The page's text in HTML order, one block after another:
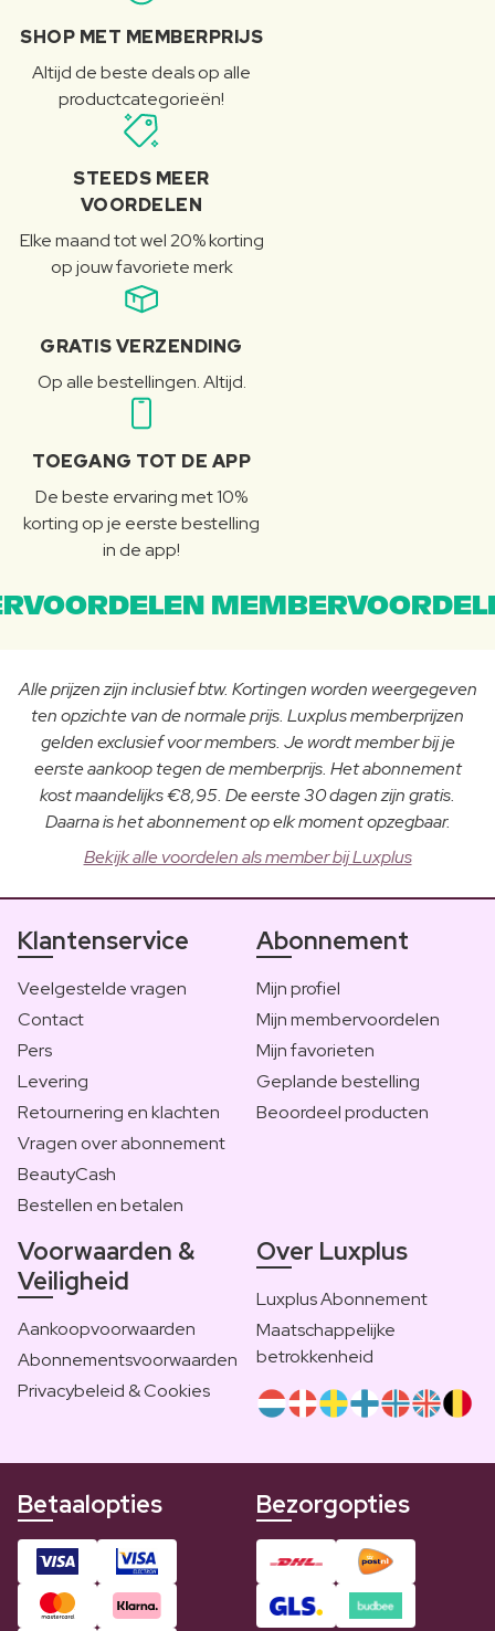
SHOP MET MEMBERPRIJS
Altijd de beste deals op alle
productcategorieën!
STEEDS MEER
VOORDELEN
Elke maand tot wel 20% korting
op jouw favoriete merk
GRATIS VERZENDING
Op alle bestellingen. Altijd.
TOEGANG TOT DE APP
De beste ervaring met 10%
korting op je eerste bestelling
in de app!
Alle prijzen zijn inclusief btw. Kortingen worden weergegeven
ten opzichte van de normale prijs. Luxplus memberprijzen
gelden exclusief voor members. Je wordt member bij je
eerste aankoop tegen de memberprijs. Het abonnement
kost maandelijks €8,95. De eerste 30 dagen zijn gratis.
Daarna is het abonnement op elk moment opzegbaar.
Bekijk alle voordelen als member bij Luxplus
Klantenservice
Veelgestelde vragen
Contact
Pers
Levering
Retournering en klachten
Vragen over abonnement
BeautyCash
Bestellen en betalen
Abonnement
Mijn profiel
Mijn membervoordelen
Mijn favorieten
Geplande bestelling
Beoordeel producten
Voorwaarden &
Veiligheid
Aankoopvoorwaarden
Abonnementsvoorwaarden
Privacybeleid & Cookies
Over Luxplus
Luxplus Abonnement
Maatschappelijke
betrokkenheid
Betaalopties Bezorgopties